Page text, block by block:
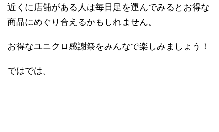
近くに店舗がある人は毎日足を運んでみるとお得な
商品にめぐり合えるかもしれません。
お得なユニクロ感謝祭をみんなで楽しみましょう！
ではでは。